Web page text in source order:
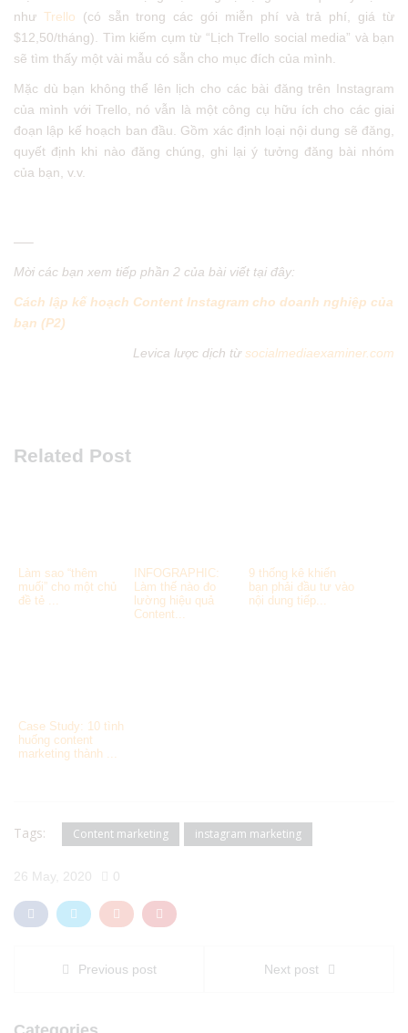
như Trello (có sẵn trong các gói miễn phí và trả phí, giá từ
$12,50/tháng). Tìm kiếm cụm từ “Lịch Trello social media” và bạn
sẽ tìm thấy một vài mẫu có sẵn cho mục đích của mình.
Mặc dù bạn không thể lên lịch cho các bài đăng trên Instagram
của mình với Trello, nó vẫn là một công cụ hữu ích cho các giai
đoạn lập kế hoạch ban đầu. Gồm xác định loại nội dung sẽ đăng,
quyết định khi nào đăng chúng, ghi lại ý tưởng đăng bài nhóm
của bạn, v.v.
—–
Mời các bạn xem tiếp phần 2 của bài viết tại đây:
Cách lập kế hoạch Content Instagram cho doanh nghiệp của
bạn (P2)
Levica lược dịch từsocialmediaexaminer.com
Related Post
Làm sao “thêm
muối” cho một chủ
đề tẻ ...
INFOGRAPHIC:
Làm thế nào đo
lường hiệu quả
Content...
9 thống kê khiến
bạn phải đầu tư vào
nội dung tiếp...
Case Study: 10 tình
huống content
marketing thành ...
Tags: Content marketing instagram marketing
26 May, 2020 0
Previous post Next post